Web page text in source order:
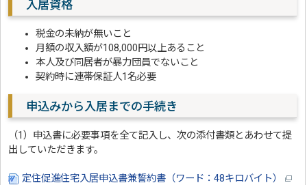
入居資格
税金の未納が無いこと
月額の収入額が108,000円以上あること
本人及び同居者が暴力団員でないこと
契約時に連帯保証人1名必要
申込みから入居までの手続き
（1）申込書に必要事項を全て記入し、次の添付書類とあわせて提
出していただきます。
定住促進住宅入居申込書兼誓約書（ワード：48キロバイト）